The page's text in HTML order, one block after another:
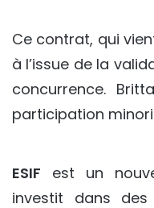
Ce contrat, qui
à l’issue de la
concurrence.
participation
ESIF est un
investit dans